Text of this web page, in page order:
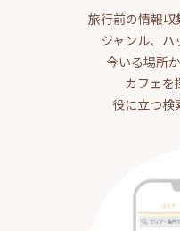
旅行前の情報収
ジャンル、ハ
今いる場所
カフェを
役に立つ検